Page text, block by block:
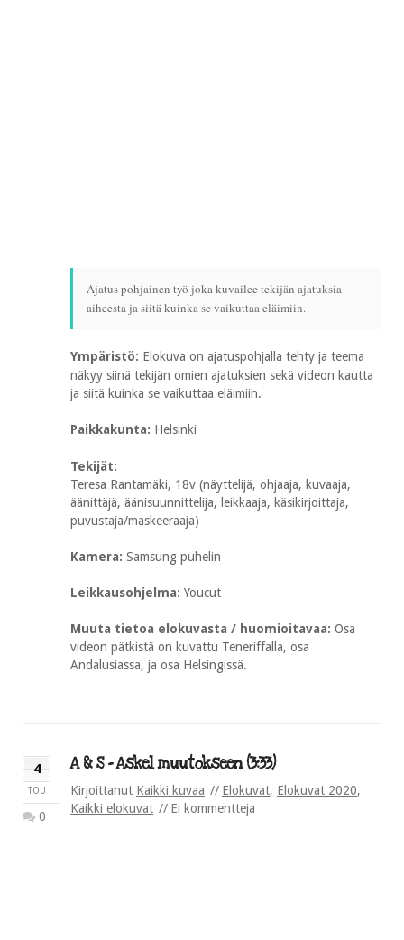
Ajatus pohjainen työ joka kuvailee tekijän ajatuksia
aiheesta ja siitä kuinka se vaikuttaa eläimiin.
Ympäristö: Elokuva on ajatuspohjalla tehty ja teema
näkyy siinä tekijän omien ajatuksien sekä videon kautta
ja siitä kuinka se vaikuttaa eläimiin.
Paikkakunta: Helsinki
Tekijät:
Teresa Rantamäki, 18v (näyttelijä, ohjaaja, kuvaaja,
äänittäjä, äänisuunnittelija, leikkaaja, käsikirjoittaja,
puvustaja/maskeeraaja)
Kamera: Samsung puhelin
Leikkausohjelma: Youcut
Muuta tietoa elokuvasta / huomioitavaa: Osa
videon pätkistä on kuvattu Teneriffalla, osa
Andalusiassa, ja osa Helsingissä.
4
TOU
0
A & S – Askel muutokseen (3:33)
Kirjoittanut Kaikki kuvaa Elokuvat, Elokuvat 2020,
Kaikki elokuvat
Ei kommentteja